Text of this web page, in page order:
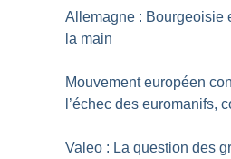
Allemagne : Bourgeoisie
la main
Mouvement européen
l’échec des euromanifs,
Valeo : La question des